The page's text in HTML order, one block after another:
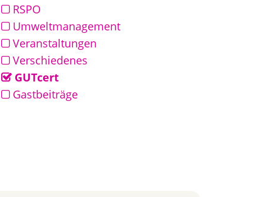
RSPO
Umweltmanagement
Veranstaltungen
Verschiedenes
GUTcert
Gastbeiträge